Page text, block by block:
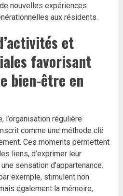
nouvelles expériences
aux résidents.
et
favorisant
bien-être en
l’organisation régulière
comme une méthode clé
Ces moments permettent
liens, d’exprimer leur
sensation d’appartenance.
exemple, stimulent non
également la mémoire,